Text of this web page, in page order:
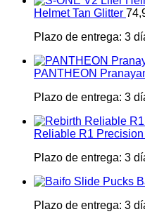
Helmet Tan Glitter
Plazo de entrega: 3
PANTHEON
Plazo de entrega: 3
Reliable R1
Plazo de entrega: 3
Plazo de entrega: 3